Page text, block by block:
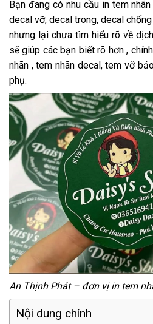
Bạn đang có nhu cầu in tem
decal vỡ, decal trong, decal
nhưng lại chưa tìm hiểu rõ về
sẽ giúp các bạn biết rõ hơn ,
nhãn , tem nhãn decal, tem vỡ
phụ.
An Thịnh Phát – đơn vị in tem
Nội dung chính